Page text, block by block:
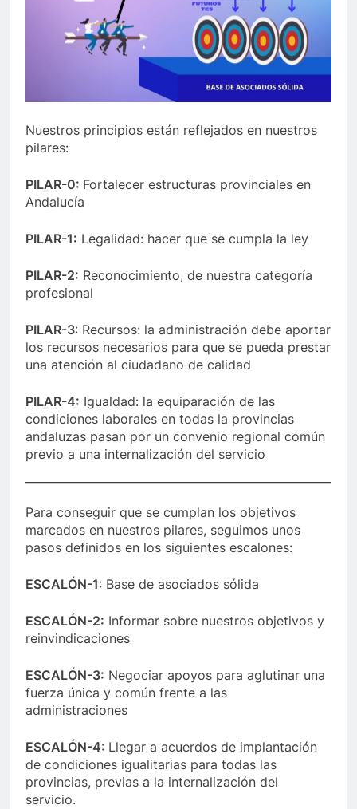
Nuestros principios están reflejados en nuestros
pilares:
PILAR-0: Fortalecer estructuras provinciales en
Andalucía
PILAR-1: Legalidad: hacer que se cumpla la ley
PILAR-2: Reconocimiento, de nuestra categoría
profesional
PILAR-3: Recursos: la administración debe aportar
los recursos necesarios para que se pueda prestar
una atención al ciudadano de calidad
PILAR-4: Igualdad: la equiparación de las
condiciones laborales en todas la provincias
andaluzas pasan por un convenio regional común
previo a una internalización del servicio
Para conseguir que se cumplan los objetivos
marcados en nuestros pilares, seguimos unos
pasos definidos en los siguientes escalones:
ESCALÓN-1: Base de asociados sólida
ESCALÓN-2: Informar sobre nuestros objetivos y
reinvindicaciones
ESCALÓN-3: Negociar apoyos para aglutinar una
fuerza única y común frente a las
administraciones
ESCALÓN-4: Llegar a acuerdos de implantación
de condiciones igualitarias para todas las
provincias, previas a la internalización del
servicio.